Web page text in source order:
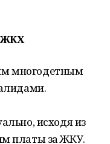
ЖКХ
многодетным
исходя из
платы за ЖКУ.